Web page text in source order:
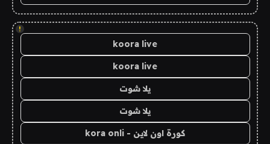
!
koora live
koora live
يلا شوت
يلا شوت
كورة اون لاين - kora onli